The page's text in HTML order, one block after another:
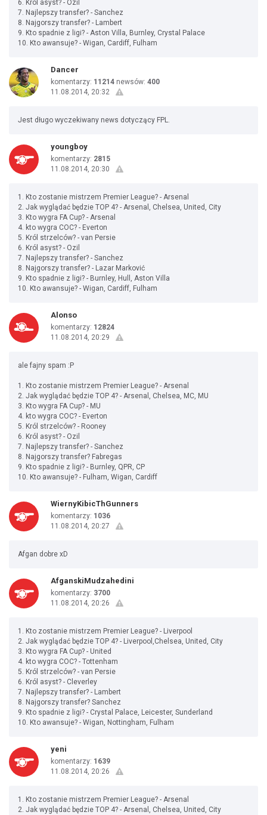
6. Król asyst? - Ozil
7. Najlepszy transfer? - Sanchez
8. Najgorszy transfer? - Lambert
9. Kto spadnie z ligi? - Aston Villa, Burnley, Crystal Palace
10. Kto awansuje? - Wigan, Cardiff, Fulham
Dancer
komentarzy: 11214 newsów: 400
11.08.2014, 20:32
Jest długo wyczekiwany news dotyczący FPL.
youngboy
komentarzy: 2815
11.08.2014, 20:30
1. Kto zostanie mistrzem Premier League? - Arsenal
2. Jak wyglądać będzie TOP 4? - Arsenal, Chelsea, United, City
3. Kto wygra FA Cup? - Arsenal
4. kto wygra COC? - Everton
5. Król strzelców? - van Persie
6. Król asyst? - Ozil
7. Najlepszy transfer? - Sanchez
8. Najgorszy transfer? - Lazar Marković
9. Kto spadnie z ligi? - Burnley, Hull, Aston Villa
10. Kto awansuje? - Wigan, Cardiff, Fulham
Alonso
komentarzy: 12824
11.08.2014, 20:29
ale fajny spam :P
1. Kto zostanie mistrzem Premier League? - Arsenal
2. Jak wyglądać będzie TOP 4? - Arsenal, Chelsea, MC, MU
3. Kto wygra FA Cup? - MU
4. kto wygra COC? - Everton
5. Król strzelców? - Rooney
6. Król asyst? - Ozil
7. Najlepszy transfer? - Sanchez
8. Najgorszy transfer? Fabregas
9. Kto spadnie z ligi? - Burnley, QPR, CP
10. Kto awansuje? - Fulham, Wigan, Cardiff
WiernyKibicThGunners
komentarzy: 1036
11.08.2014, 20:27
Afgan dobre xD
AfganskiMudzahedini
komentarzy: 3700
11.08.2014, 20:26
1. Kto zostanie mistrzem Premier League? - Liverpool
2. Jak wyglądać będzie TOP 4? - Liverpool,Chelsea, United, City
3. Kto wygra FA Cup? - United
4. kto wygra COC? - Tottenham
5. Król strzelców? - van Persie
6. Król asyst? - Cleverley
7. Najlepszy transfer? - Lambert
8. Najgorszy transfer? Sanchez
9. Kto spadnie z ligi? - Crystal Palace, Leicester, Sunderland
10. Kto awansuje? - Wigan, Nottingham, Fulham
yeni
komentarzy: 1639
11.08.2014, 20:26
1. Kto zostanie mistrzem Premier League? - Arsenal
2. Jak wyglądać będzie TOP 4? - Arsenal, Chelsea, United, City